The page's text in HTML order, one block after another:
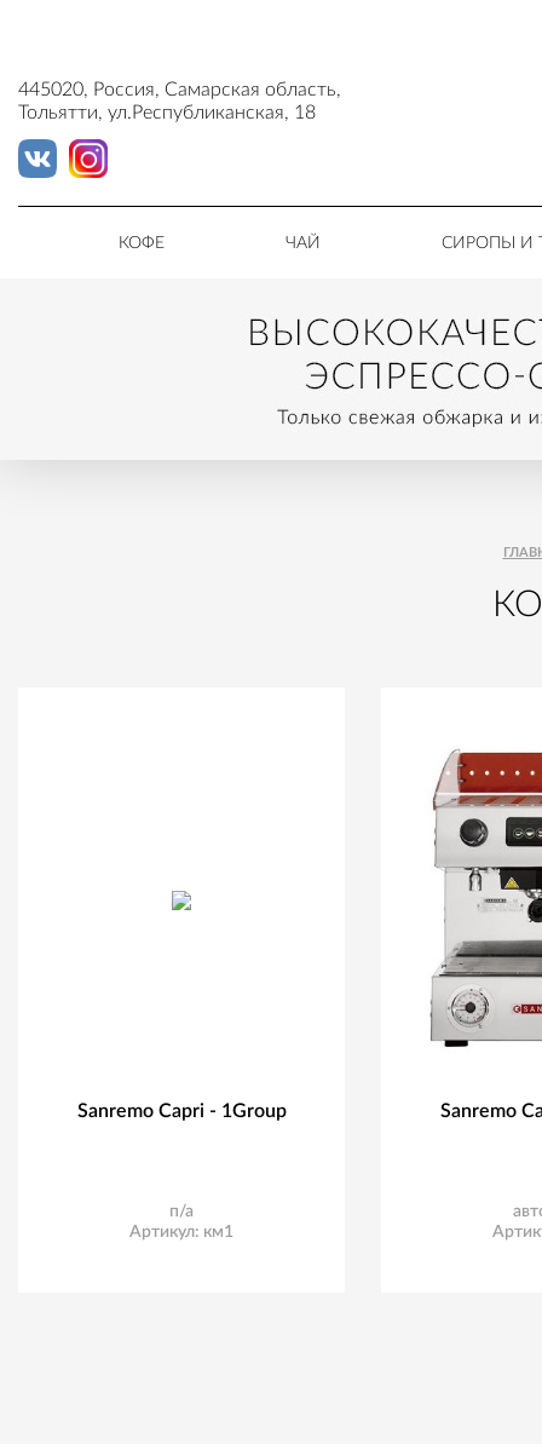
445020, Россия, Самарская область,
Тольятти, ул.Республиканская, 18
КОФЕ ЧАЙ СИРОПЫ И
Sanremo Capri - 1Group
п/а
Артикул: км1
Sanremo